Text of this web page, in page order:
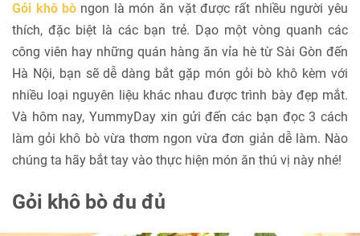
Gỏi khô bò ngon là món ăn vặt được rất nhiều người yêu
thích, đặc biệt là các bạn trẻ. Dạo một vòng quanh các
công viên hay những quán hàng ăn vỉa hè từ Sài Gòn đến
Hà Nội, bạn sẽ dễ dàng bắt gặp món gỏi bò khô kèm với
nhiều loại nguyên liệu khác nhau được trình bày đẹp mắt.
Và hôm nay, YummyDay xin gửi đến các bạn đọc 3 cách
làm gỏi khô bò vừa thơm ngon vừa đơn giản dễ làm. Nào
chúng ta hãy bắt tay vào thực hiện món ăn thú vị này nhé!
Gỏi khô bò đu đủ